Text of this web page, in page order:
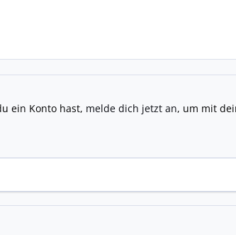
ein Konto hast, melde dich jetzt an, um mit